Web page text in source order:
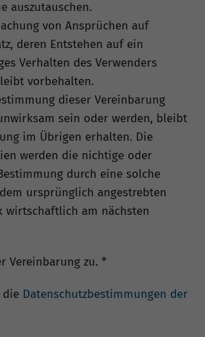
auszutauschen.
von Ansprüchen auf
deren Entstehen auf ein
Verhalten des Verwenders
vorbehalten.
dieser Vereinbarung
sein oder werden, bleibt
im Übrigen erhalten. Die
werden die nichtige oder
durch eine solche
ursprünglich angestrebten
wirtschaftlich am nächsten
Vereinbarung zu. *
die Datenschutzbestimmungen der